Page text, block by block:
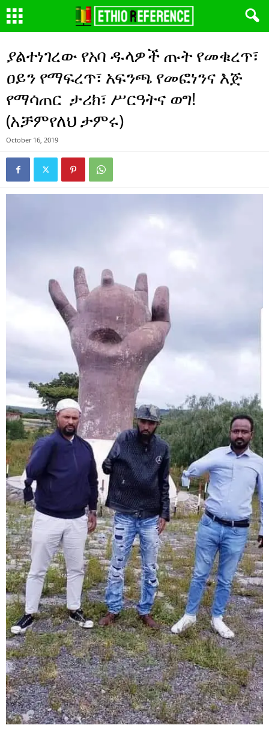
ያልተነገረው የአባ ዱላዎች ጡት የመቁረጥ፣
ዐይን የማፍረጥ፣ አፍንጫ የመፎነንና እጅ
የማሳጠር ታሪክ፣ ሥርዓትና ወግ!
(አቻምየለህ ታምሩ)
October 16, 2019